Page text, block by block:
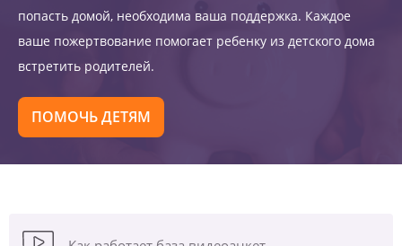
попасть домой, необходима ваша поддержка. Каждое
ваше пожертвование помогает ребенку из детского дома
встретить родителей.
ПОМОЧЬ ДЕТЯМ